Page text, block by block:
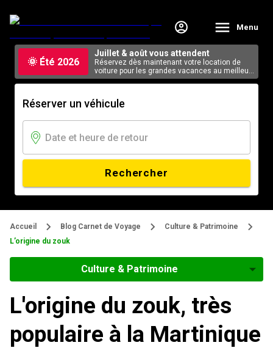
Menu
🌞 Été 2026
Juillet & août vous attendent
Réservez dès maintenant votre location de
voiture pour les grandes vacances au meilleur
tarif, en ligne.
Réserver un véhicule
Rechercher
Accueil Blog Carnet de Voyage
Culture & Patrimoine
L’origine du zouk
Culture & Patrimoine
L'origine du zouk, très
populaire à la Martinique